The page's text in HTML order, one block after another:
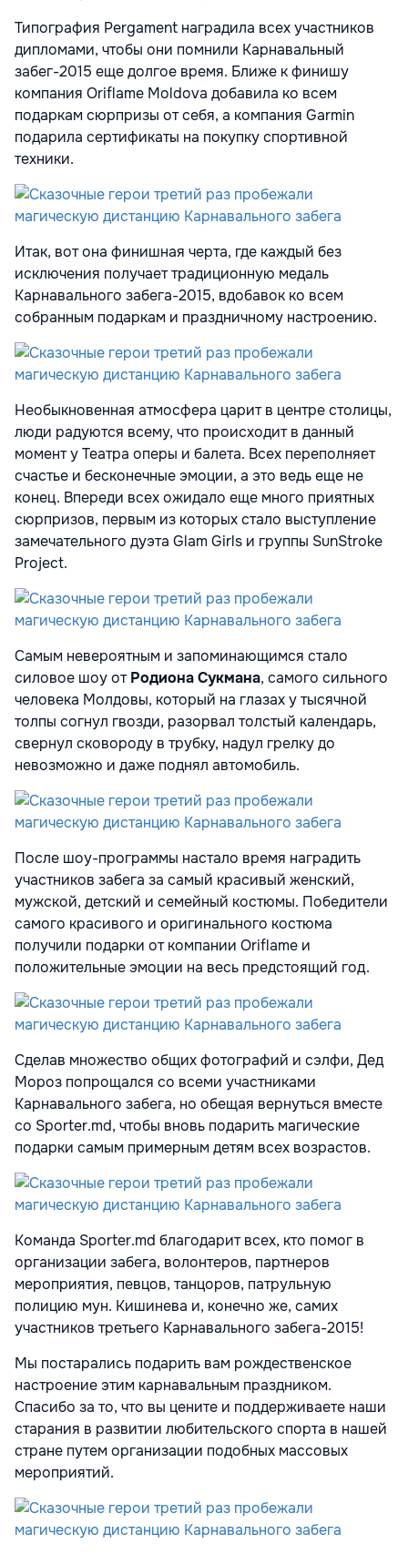
Типография Pergament наградила всех участников
дипломами, чтобы они помнили Карнавальный
забег-2015 еще долгое время. Ближе к финишу
компания Oriflame Moldova добавила ко всем
подаркам сюрпризы от себя, а компания Garmin
подарила сертификаты на покупку спортивной
техники.
Итак, вот она финишная черта, где каждый без
исключения получает традиционную медаль
Карнавального забега-2015, вдобавок ко всем
собранным подаркам и праздничному настроению.
Необыкновенная атмосфера царит в центре столицы,
люди радуются всему, что происходит в данный
момент у Театра оперы и балета. Всех переполняет
счастье и бесконечные эмоции, а это ведь еще не
конец. Впереди всех ожидало еще много приятных
сюрпризов, первым из которых стало выступление
замечательного дуэта Glam Girls и группы SunStroke
Project.
Самым невероятным и запоминающимся стало
силовое шоу отРодиона Сукмана, самого сильного
человека Молдовы, который на глазах у тысячной
толпы согнул гвозди, разорвал толстый календарь,
свернул сковороду в трубку, надул грелку до
невозможно и даже поднял автомобиль.
После шоу-программы настало время наградить
участников забега за самый красивый женский,
мужской, детский и семейный костюмы. Победители
самого красивого и оригинального костюма
получили подарки от компании Oriflame и
положительные эмоции на весь предстоящий год.
Сделав множество общих фотографий и сэлфи, Дед
Мороз попрощался со всеми участниками
Карнавального забега, но обещая вернуться вместе
со Sporter.md, чтобы вновь подарить магические
подарки самым примерным детям всех возрастов.
Команда Sporter.md благодарит всех, кто помог в
организации забега, волонтеров, партнеров
мероприятия, певцов, танцоров, патрульную
полицию мун. Кишинева и, конечно же, самих
участников третьего Карнавального забега-2015!
Мы постарались подарить вам рождественское
настроение этим карнавальным праздником.
Спасибо за то, что вы цените и поддерживаете наши
старания в развитии любительского спорта в нашей
стране путем организации подобных массовых
мероприятий.